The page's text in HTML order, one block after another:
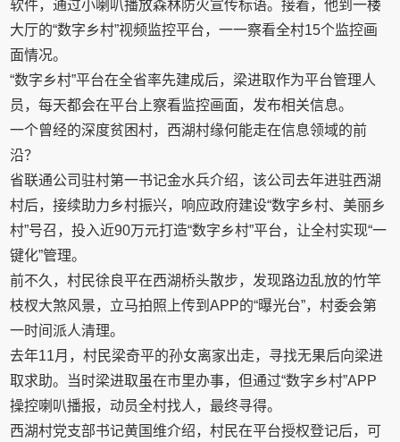
软件，通过小喇叭播放森林防火宣传标语。接着，他到一楼
大厅的“数字乡村”视频监控平台，一一察看全村15个监控画
面情况。
“数字乡村”平台在全省率先建成后，梁进取作为平台管理人
员，每天都会在平台上察看监控画面，发布相关信息。
一个曾经的深度贫困村，西湖村缘何能走在信息领域的前
沿？
省联通公司驻村第一书记金水兵介绍，该公司去年进驻西湖
村后，接续助力乡村振兴，响应政府建设“数字乡村、美丽乡
村”号召，投入近90万元打造“数字乡村”平台，让全村实现“一
键化”管理。
前不久，村民徐良平在西湖桥头散步，发现路边乱放的竹竿
枝杈大煞风景，立马拍照上传到APP的“曝光台”，村委会第
一时间派人清理。
去年11月，村民梁奇平的孙女离家出走，寻找无果后向梁进
取求助。当时梁进取虽在市里办事，但通过“数字乡村”APP
操控喇叭播报，动员全村找人，最终寻得。
西湖村党支部书记黄国维介绍，村民在平台授权登记后，可